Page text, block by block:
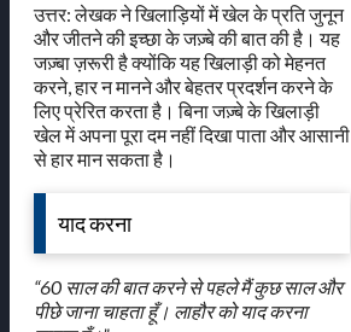
उत्तर: लेखक ने खिलाड़ियों में खेल के प्रति जुनून
और जीतने की इच्छा के जज़्बे की बात की है। यह
जज़्बा ज़रूरी है क्योंकि यह खिलाड़ी को मेहनत
करने, हार न मानने और बेहतर प्रदर्शन करने के
लिए प्रेरित करता है। बिना जज़्बे के खिलाड़ी
खेल में अपना पूरा दम नहीं दिखा पाता और आसानी
से हार मान सकता है।
याद करना
“60 साल की बात करने से पहले मैं कुछ साल और
पीछे जाना चाहता हूँ। लाहौर को याद करना